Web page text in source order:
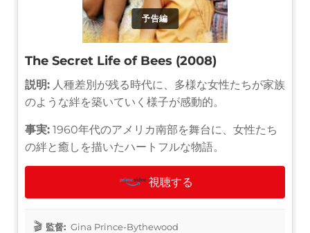
予告編
The Secret Life of Bees (2008)
説明: 人種差別が残る時代に、多様な女性たちが家族
のような絆を築いていく様子が感動的。
事実: 1960年代のアメリカ南部を舞台に、女性たち
の絆と癒しを描いたハートフルな物語。
視聴する
監督: Gina Prince-Bythewood